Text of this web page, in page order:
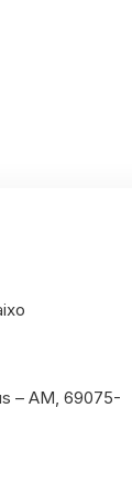
– AM, 69075-